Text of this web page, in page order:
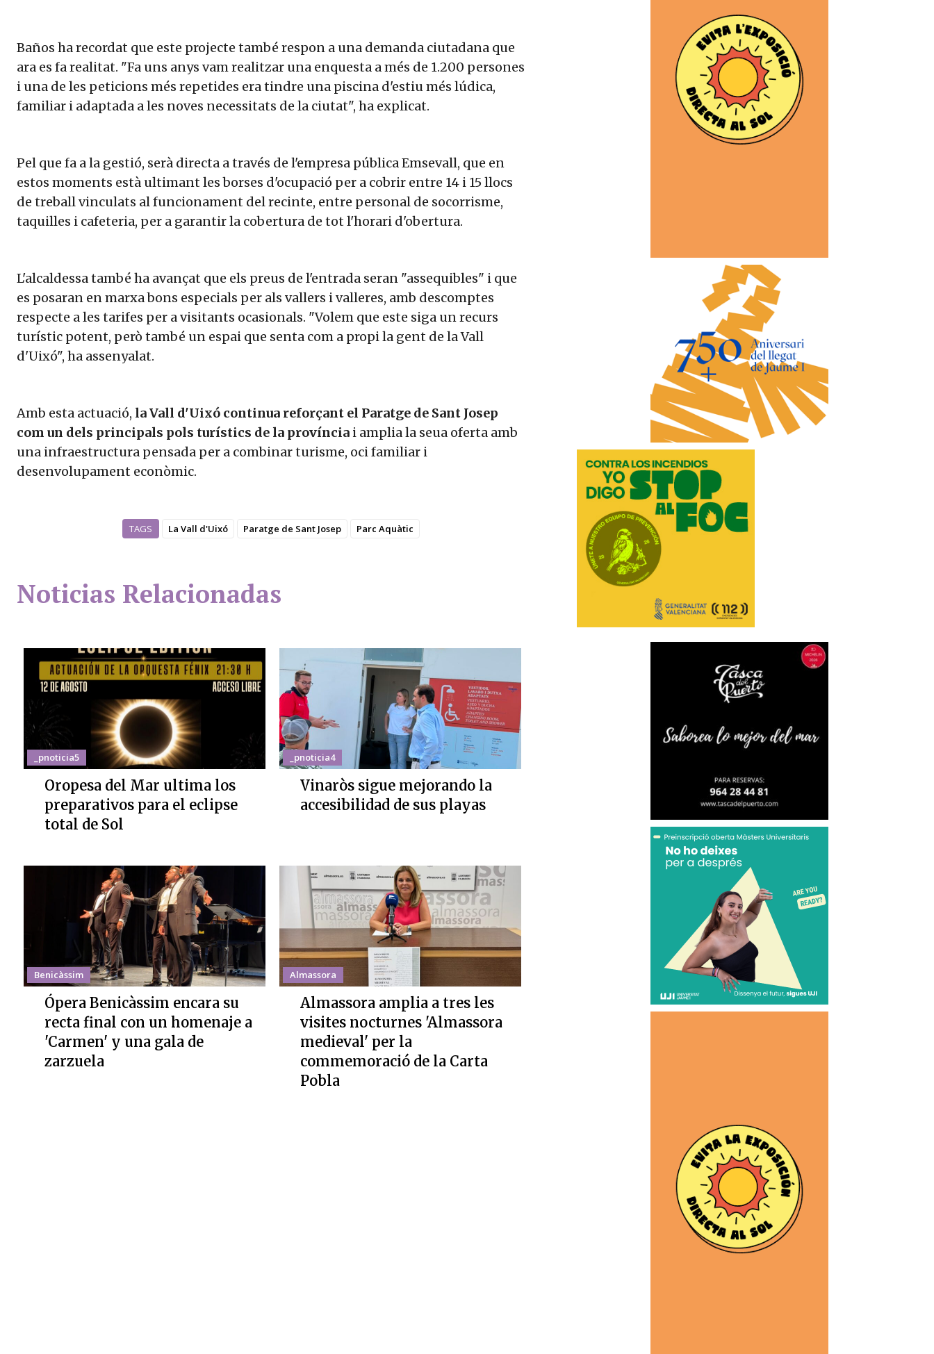
Baños ha recordat que este projecte també respon a una demanda ciutadana que
ara es fa realitat. "Fa uns anys vam realitzar una enquesta a més de 1.200 persones
i una de les peticions més repetides era tindre una piscina d'estiu més lúdica,
familiar i adaptada a les noves necessitats de la ciutat", ha explicat.
Pel que fa a la gestió, serà directa a través de l'empresa pública Emsevall, que en
estos moments està ultimant les borses d'ocupació per a cobrir entre 14 i 15 llocs
de treball vinculats al funcionament del recinte, entre personal de socorrisme,
taquilles i cafeteria, per a garantir la cobertura de tot l'horari d'obertura.
L'alcaldessa també ha avançat que els preus de l'entrada seran "assequibles" i que
es posaran en marxa bons especials per als vallers i valleres, amb descomptes
respecte a les tarifes per a visitants ocasionals. "Volem que este siga un recurs
turístic potent, però també un espai que senta com a propi la gent de la Vall
d'Uixó", ha assenyalat.
Amb esta actuació, la Vall d'Uixó continua reforçant el Paratge de Sant Josep
com un dels principals pols turístics de la província i amplia la seua oferta amb
una infraestructura pensada per a combinar turisme, oci familiar i
desenvolupament econòmic.
TAGS La Vall d'Uixó Paratge de Sant Josep Parc Aquàtic
Noticias Relacionadas
_pnoticia5
Oropesa del Mar ultima los
preparativos para el eclipse
total de Sol
_pnoticia4
Vinaròs sigue mejorando la
accesibilidad de sus playas
Benicàssim
Ópera Benicàssim encara su
recta final con un homenaje a
'Carmen' y una gala de
zarzuela
Almassora
Almassora amplia a tres les
visites nocturnes 'Almassora
medieval' per la
commemoració de la Carta
Pobla